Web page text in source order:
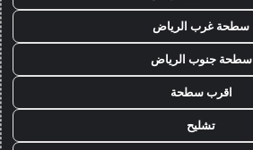
سطحة غرب الرياض
سطحة جنوب الرياض
اقرب سطحة
تشليح